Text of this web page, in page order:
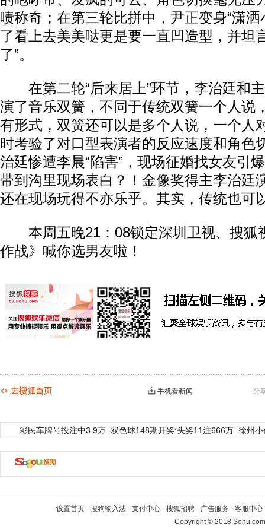
啧称奇；在第三轮比拼中，尹正变身“潇洒
了看上去美美哒更是要一直凹造型，并坦
了”。
在第二轮“后来居上”环节，李治廷和
演了音乐双簧，不同于传统双簧一个人说
有形式，双簧还可以是多个人说，一个人
时考验了对口型表演者的反应速度和角色
治廷惨遭李晨“陷害”，现场征婚找女友引
带到沟里现场表白？！金像奖得主李治廷
还在现场玩得不亦乐乎。其实，传统也可
本周五晚21：08锁定深圳卫视、搜狐
作战》喊你选男友啦！
分
手机看新闻
彩民车牌号投注中3.9万 双色球148期开奖:头奖11注666万 徐州
设置首页 - 搜狗输入法 - 支付中心 - 搜狐招聘 - 广告服务 - 客服中心
Copyright©2018